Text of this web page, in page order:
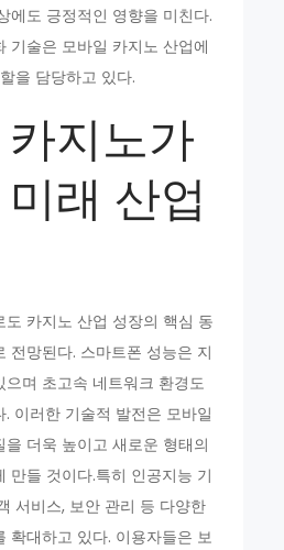
에도 긍정적인 영향을 미친다.
기술은 모바일 카지노 산업에
을 담당하고 있다.
지노가
래 산업
카지노 산업 성장의 핵심 동
전망된다. 스마트폰 성능은 지
며 초고속 네트워크 환경도
이러한 기술적 발전은 모바일
더욱 높이고 새로운 형태의
만들 것이다.특히 인공지능 기
서비스, 보안 관리 등 다양한
확대하고 있다. 이용자들은 보